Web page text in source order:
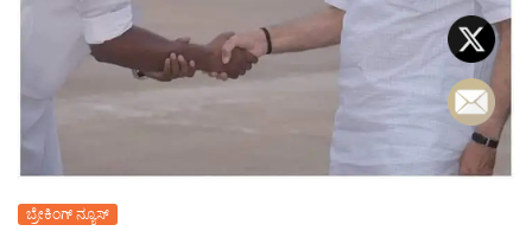
ಬ್ರೇಕಿಂಗ್ ನ್ಯೂಸ್